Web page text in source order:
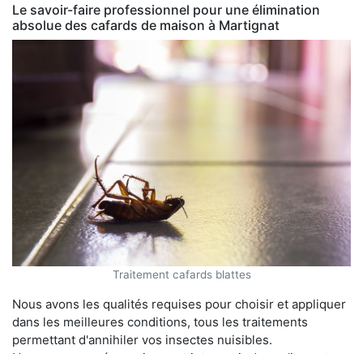
Le savoir-faire professionnel pour une élimination
absolue des cafards de maison à Martignat
Traitement cafards blattes
Nous avons les qualités requises pour choisir et appliquer
dans les meilleures conditions, tous les traitements
permettant d'annihiler vos insectes nuisibles.